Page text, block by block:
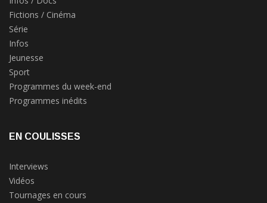
Fictions / Cinéma
Série
Infos
Jeunesse
Sport
Programmes du week-end
Programmes inédits
EN COULISSES
Interviews
Vidéos
Tournages en cours